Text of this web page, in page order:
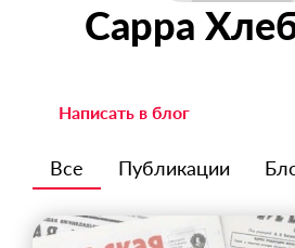
Сарра
Написать в блог
Все Публикации